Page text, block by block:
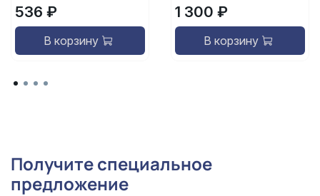
536 ₽
В корзину
1 300 ₽
В корзину
Получите специальное
предложение